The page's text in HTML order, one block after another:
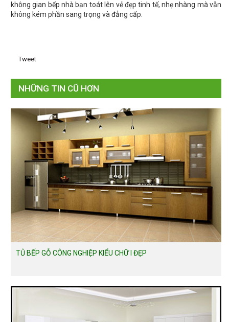
không gian bếp nhà bạn toát lên vẻ đẹp tinh tế, nhẹ nhàng mà vẫn
không kém phần sang trọng và đẳng cấp.
Tweet
NHỮNG TIN CŨ HƠN
TỦ BẾP GỖ CÔNG NGHIỆP KIỂU CHỮ I ĐẸP